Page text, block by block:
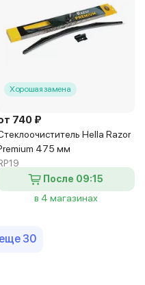
Хорошая замена
740 ₽
Hella Razor
475 мм
После 09:15
в 4 магазинах
30